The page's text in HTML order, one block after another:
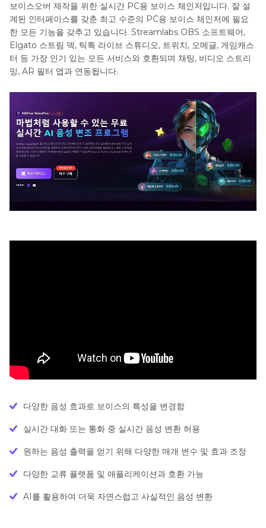
보이스오버 제작을 위한 실시간 PC용 보이스 체인저입니다. 잘 설
계된 인터페이스를 갖춘 최고 수준의 PC용 보이스 체인저에 필요
한 모든 기능을 갖추고 있습니다. Streamlabs OBS 소프트웨어,
Elgato 스트림 덱, 틱톡 라이브 스튜디오, 트위치, 오메글, 게임캐스
터 등 가장 인기 있는 모든 서비스와 호환되며 채팅, 비디오 스트리
밍, AR 필터 앱과 연동됩니다.
다양한 음성 효과로 보이스의 특성을 변경함
실시간 대화 또는 통화 중 실시간 음성 변환 허용
원하는 음성 출력을 얻기 위해 다양한 매개 변수 및 효과 조정
다양한 교류 플랫폼 및 애플리케이션과 호환 가능
AI를 활용하여 더욱 자연스럽고 사실적인 음성 변환